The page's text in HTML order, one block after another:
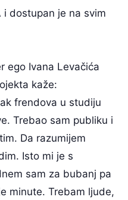
i dostupan je na svim
ego Ivana Levačića
kaže:
frendova u studiju
Trebao sam publiku i
Da razumijem
Isto mi je s
sam za bubanj pa
minute. Trebam ljude,